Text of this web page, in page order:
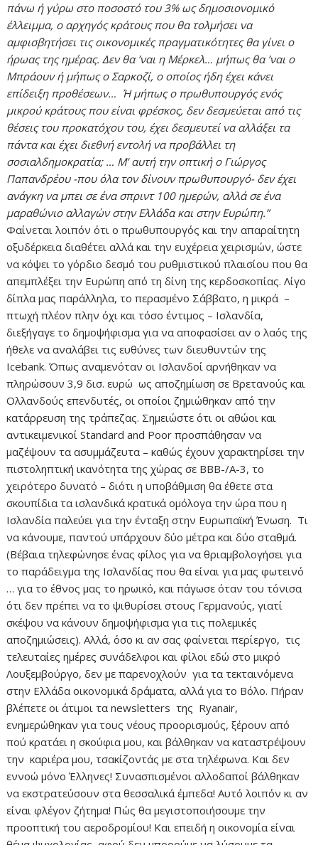
πάνω ή γύρω στο ποσοστό του 3% ως δημοσιονομικό
έλλειμμα, ο αρχηγός κράτους που θα τολμήσει να
αμφισβητήσει τις οικονομικές πραγματικότητες θα γίνει ο
ήρωας της ημέρας. Δεν θα ’ναι η Μέρκελ… μήπως θα ’ναι ο
Μπράουν ή μήπως ο Σαρκοζί, ο οποίος ήδη έχει κάνει
επίδειξη προθέσεων… Ή μήπως ο πρωθυπουργός ενός
μικρού κράτους που είναι φρέσκος, δεν δεσμεύεται από τις
θέσεις του προκατόχου του, έχει δεσμευτεί να αλλάξει τα
πάντα και έχει διεθνή εντολή να προβάλλει τη
σοσιαλδημοκρατία; … Μ’ αυτή την οπτική ο Γιώργος
Παπανδρέου -που όλα τον δίνουν πρωθυπουργό- δεν έχει
ανάγκη να μπει σε ένα σπριντ 100 ημερών, αλλά σε ένα
μαραθώνιο αλλαγών στην Ελλάδα και στην Ευρώπη.”
Φαίνεται λοιπόν ότι ο πρωθυπουργός και την απαραίτητη
οξυδέρκεια διαθέτει αλλά και την ευχέρεια χειρισμών, ώστε
να κόψει το γόρδιο δεσμό του ρυθμιστικού πλαισίου που θα
απεμπλέξει την Ευρώπη από τη δίνη της κερδοσκοπίας. Λίγο
δίπλα μας παράλληλα, το περασμένο Σάββατο, η μικρά –
πτωχή πλέον πλην όχι και τόσο έντιμος – Ισλανδία,
διεξήγαγε το δημοψήφισμα για να αποφασίσει αν ο λαός της
ήθελε να αναλάβει τις ευθύνες των διευθυντών της
Icebank. Όπως αναμενόταν οι Ισλανδοί αρνήθηκαν να
πληρώσουν 3,9 δισ. ευρώ ως αποζημίωση σε Βρετανούς και
Ολλανδούς επενδυτές, οι οποίοι ζημιώθηκαν από την
κατάρρευση της τράπεζας. Σημειώστε ότι οι αθώοι και
αντικειμενικοί Standard and Poor προσπάθησαν να
μαζέψουν τα ασυμμάζευτα – καθώς έχουν χαρακτηρίσει την
πιστοληπτική ικανότητα της χώρας σε ΒΒΒ-/Α-3, το
χειρότερο δυνατό – διότι η υποβάθμιση θα έθετε στα
σκουπίδια τα ισλανδικά κρατικά ομόλογα την ώρα που η
Ισλανδία παλεύει για την ένταξη στην Ευρωπαϊκή Ένωση. Τι
να κάνουμε, παντού υπάρχουν δύο μέτρα και δύο σταθμά.
(Βέβαια τηλεφώνησε ένας φίλος για να θριαμβολογήσει για
το παράδειγμα της Ισλανδίας που θα είναι για μας φωτεινό
… για το έθνος μας το ηρωικό, και πάγωσε όταν του τόνισα
ότι δεν πρέπει να το ψιθυρίσει στους Γερμανούς, γιατί
σκέψου να κάνουν δημοψήφισμα για τις πολεμικές
αποζημιώσεις). Αλλά, όσο κι αν σας φαίνεται περίεργο, τις
τελευταίες ημέρες συνάδελφοι και φίλοι εδώ στο μικρό
Λουξεμβούργο, δεν με παρενοχλούν για τα τεκταινόμενα
στην Ελλάδα οικονομικά δράματα, αλλά για το Βόλο. Πήραν
βλέπετε οι άτιμοι τα newsletters της Ryanair,
ενημερώθηκαν για τους νέους προορισμούς, ξέρουν από
πού κρατάει η σκούφια μου, και βάλθηκαν να καταστρέψουν
την καριέρα μου, τσακίζοντάς με στα τηλέφωνα. Και δεν
εννοώ μόνο Έλληνες! Συνασπισμένοι αλλοδαποί βάλθηκαν
να εκστρατεύσουν στα θεσσαλικά έμπεδα! Αυτό λοιπόν κι αν
είναι φλέγον ζήτημα! Πώς θα μεγιστοποιήσουμε την
προοπτική του αεροδρομίου! Και επειδή η οικονομία είναι